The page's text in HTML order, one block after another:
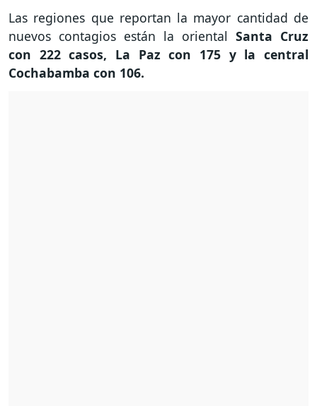
Las regiones que reportan la mayor cantidad de
nuevos contagios están la oriental Santa Cruz
con 222 casos, La Paz con 175 y la central
Cochabamba con 106.